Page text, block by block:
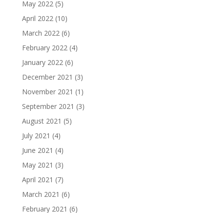
May 2022(5)
April 2022(10)
March 2022(6)
February 2022(4)
January 2022(6)
December 2021 (3)
November 2021 (1)
September 2021 (3)
August 2021 (5)
July 2021 (4)
June 2021 (4)
May 2021 (3)
April 2021 (7)
March 2021 (6)
February 2021 (6)